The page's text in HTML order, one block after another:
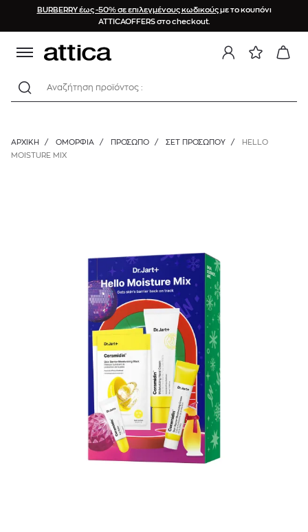
BURBERRY έως -50% σε επιλεγμένους κωδικούςμε το κουπόνι
ATTICAOFFERS στο checkout.
Αναζήτηση προϊόντος :
ΑΡΧΙΚΉ / ΟΜΟΡΦΙΑ / ΠΡΟΣΩΠΟ / ΣΕΤ ΠΡΟΣΏΠΟΥ /
HELLO
MOISTURE MIX